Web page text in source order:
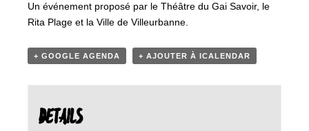
Un événement proposé par le Théâtre du Gai Savoir, le
Rita Plage et la Ville de Villeurbanne.
+ GOOGLE AGENDA + AJOUTER À ICALENDAR
DETAILS